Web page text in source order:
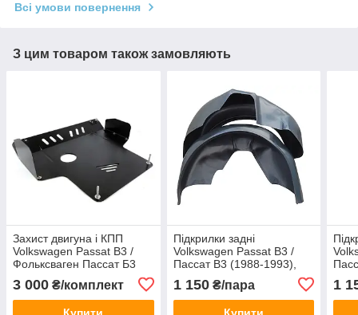
Всі умови повернення
З цим товаром також замовляють
Захист двигуна і КПП
Volkswagen Passat B3 /
Фольксваген Пассат Б3
сталь 2 мм
3 000 ₴/комплект
Підкрилки задні
Volkswagen Passat B3 /
Пассат B3 (1988-1993),
1 150₴/пара 1